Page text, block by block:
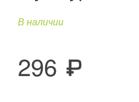
В наличии
296